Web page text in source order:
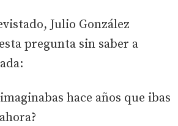
Julio González
pregunta sin saber a
imaginabas hace años que ibas